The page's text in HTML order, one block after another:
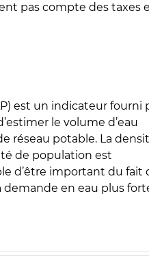
pas compte des taxes
est un indicateur fourni
le volume d’eau
réseau potable. La
de population est
d’être important du fait
en eau plus